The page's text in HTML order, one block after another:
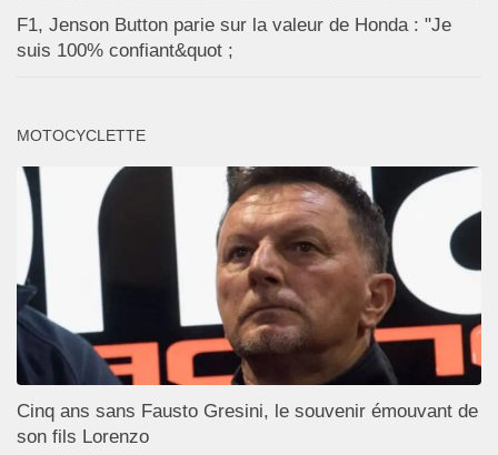
F1, Jenson Button parie sur la valeur de Honda : "Je
suis 100% confiant&quot ;
MOTOCYCLETTE
Cinq ans sans Fausto Gresini, le souvenir émouvant de
son fils Lorenzo